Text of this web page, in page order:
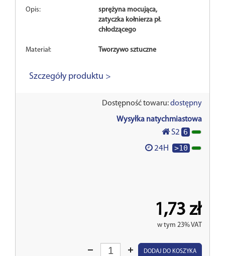
Opis:
sprężyna mocująca,
zatyczka kołnierza pł.
chłodzącego
Materiał: Tworzywo sztuczne
Szczegóły produktu >
Dostępność towaru:dostępny
Wysyłka natychmiastowa
S2 6
24H >10
1,73 zł
w tym 23% VAT
Wprowadź
DODAJ DO KOSZYKA